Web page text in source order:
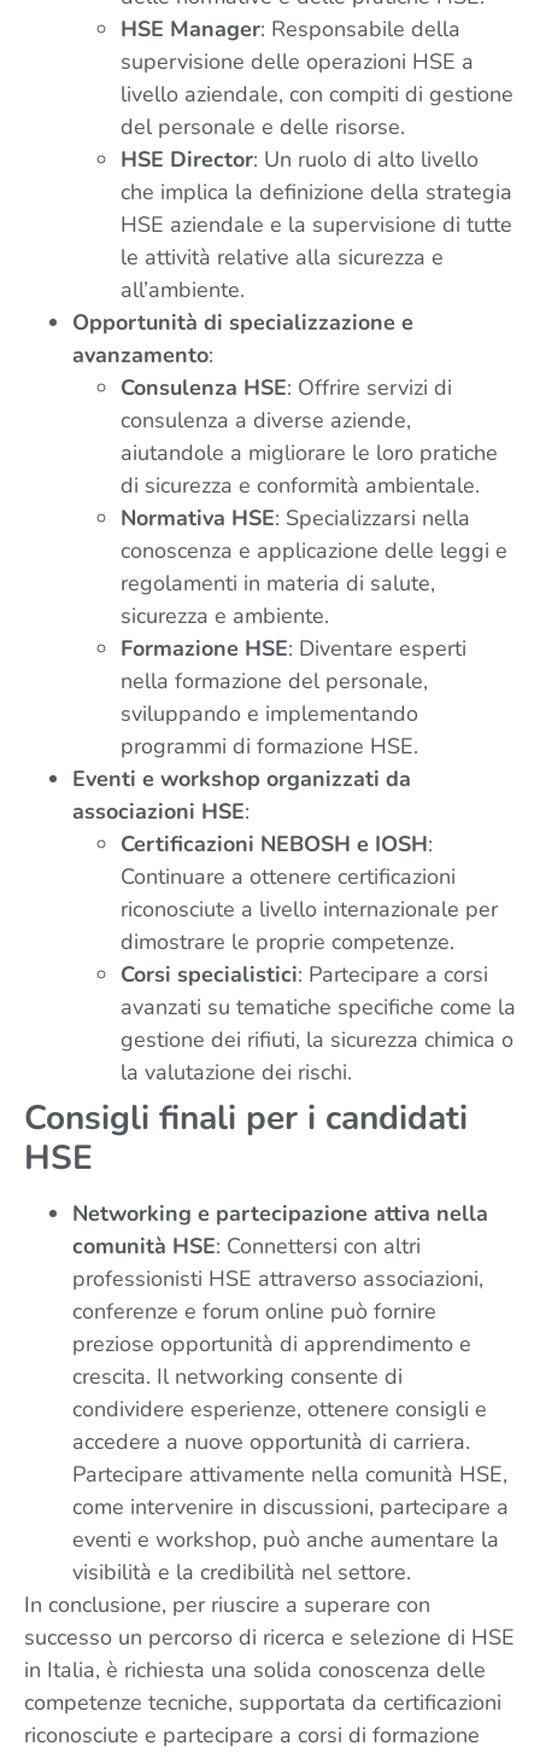
HSE Manager: Responsabile della
supervisione delle operazioni HSE a
livello aziendale, con compiti di gestione
del personale e delle risorse.
HSE Director: Un ruolo di alto livello
che implica la definizione della strategia
HSE aziendale e la supervisione di tutte
le attività relative alla sicurezza e
all’ambiente.
Opportunità di specializzazione e
avanzamento:
Consulenza HSE: Offrire servizi di
consulenza a diverse aziende,
aiutandole a migliorare le loro pratiche
di sicurezza e conformità ambientale.
Normativa HSE: Specializzarsi nella
conoscenza e applicazione delle leggi e
regolamenti in materia di salute,
sicurezza e ambiente.
Formazione HSE: Diventare esperti
nella formazione del personale,
sviluppando e implementando
programmi di formazione HSE.
Eventi e workshop organizzati da
associazioni HSE:
Certificazioni NEBOSH e IOSH:
Continuare a ottenere certificazioni
riconosciute a livello internazionale per
dimostrare le proprie competenze.
Corsi specialistici: Partecipare a corsi
avanzati su tematiche specifiche come la
gestione dei rifiuti, la sicurezza chimica o
la valutazione dei rischi.
Consigli finali per i candidati
HSE
Networking e partecipazione attiva nella
comunità HSE: Connettersi con altri
professionisti HSE attraverso associazioni,
conferenze e forum online può fornire
preziose opportunità di apprendimento e
crescita. Il networking consente di
condividere esperienze, ottenere consigli e
accedere a nuove opportunità di carriera.
Partecipare attivamente nella comunità HSE,
come intervenire in discussioni, partecipare a
eventi e workshop, può anche aumentare la
visibilità e la credibilità nel settore.
In conclusione, per riuscire a superare con
successo un percorso di ricerca e selezione di HSE
in Italia, è richiesta una solida conoscenza delle
competenze tecniche, supportata da certificazioni
riconosciute e partecipare a corsi di formazione